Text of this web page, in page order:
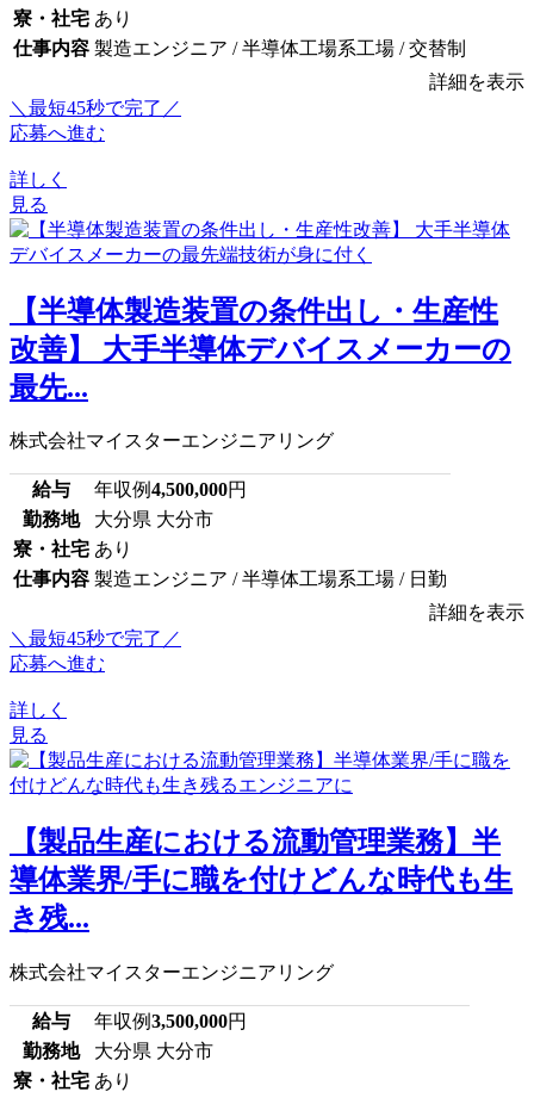
寮・社宅 あり
仕事内容 製造エンジニア / 半導体工場系工場 / 交替制
詳細を表示
＼最短45秒で完了／
応募へ進む
詳しく
見る
【半導体製造装置の条件出し・生産性
改善】 大手半導体デバイスメーカーの
最先...
株式会社マイスターエンジニアリング
給与 年収例4,500,000円
勤務地
大分県 大分市
寮・社宅 あり
仕事内容 製造エンジニア / 半導体工場系工場 / 日勤
詳細を表示
＼最短45秒で完了／
応募へ進む
詳しく
見る
【製品生産における流動管理業務】半
導体業界/手に職を付けどんな時代も生
き残...
株式会社マイスターエンジニアリング
給与 年収例3,500,000円
勤務地
大分県 大分市
寮・社宅 あり